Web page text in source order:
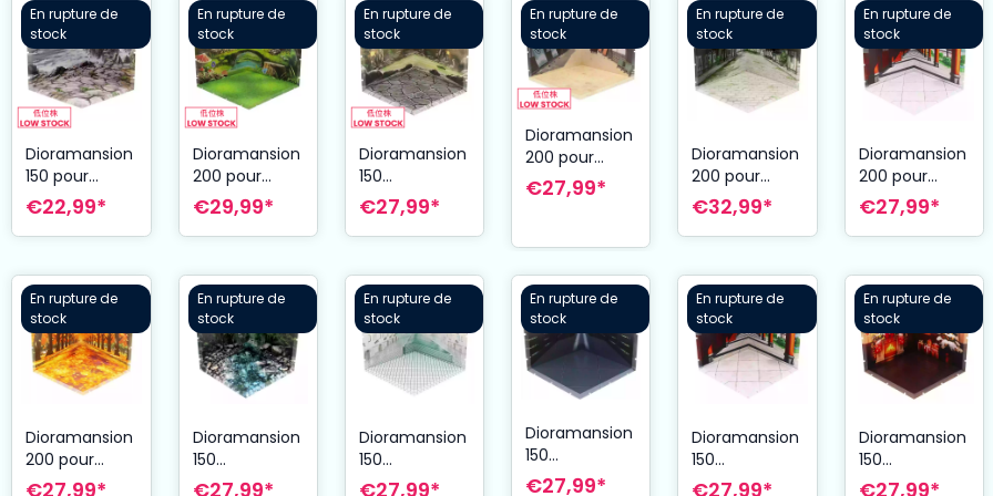
run)
En rupture de
stock
Dioramansion
150 pour
figurines
Nendoroid et
Figma Cliffs
€22,99*
En rupture de
stock
Dioramansion
200 pour
figurines
Nendoroid et
Figma Forest
€29,99*
En rupture de
stock
Dioramansion
150
accessoire
pour figurines
Nendoroid et
Outdoor Hot
Spring
€27,99*
En rupture de
stock
Dioramansion
200 pour
figurines
Nendoroid et
€27,99*
En rupture de
stock
Dioramansion
200 pour
figurines
Nendoroid et
Figma Town
€32,99*
En rupture de
stock
Dioramansion
200 pour
figurines
Nendoroid et
Figma
€27,99*
En rupture de
stock
Dioramansion
200 pour
figurines
€27,99*
En rupture de
stock
Dioramansion
150
accessoire
€27,99*
En rupture de
stock
Dioramansion
150
accessoire
€27,99*
En rupture de
stock
Dioramansion
150
accessoire
€27,99*
En rupture de
stock
Dioramansion
150
accessoire
€27,99*
En rupture de
stock
Dioramansion
150
accessoire
€27,99*